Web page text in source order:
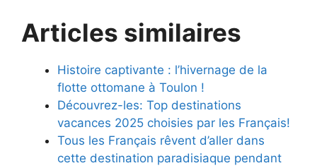
Articles similaires
Histoire captivante : l’hivernage de la
flotte ottomane à Toulon !
Découvrez-les: Top destinations
vacances 2025 choisies par les Français!
Tous les Français rêvent d’aller dans
cette destination paradisiaque pendant